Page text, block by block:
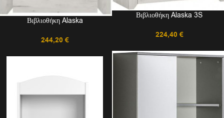
Βιβλιοθήκη Alaska
244,20 €
Βιβλιοθήκη Alaska 3S
224,40 €